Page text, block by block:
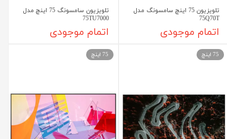
تلویزیون 75 اینچ سامسونگ مدل
75Q70T
اتمام موجودی
تلویزیون سامسونگ 75 اینچ مدل
75TU7000
اتمام موجودی
75 اینچ 75 اینچ